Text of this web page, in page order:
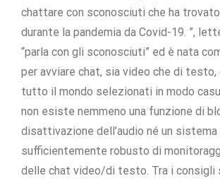
chattare con sconosciuti che ha
durante la pandemia da Covid-19. ”,
“parla con gli sconosciuti” ed è nata
per avviare chat, sia video che di
tutto il mondo selezionati in modo
non esiste nemmeno una funzione di
disattivazione dell’audio né un sistema
sufficientemente robusto di
delle chat video/di testo. Tra i consigli